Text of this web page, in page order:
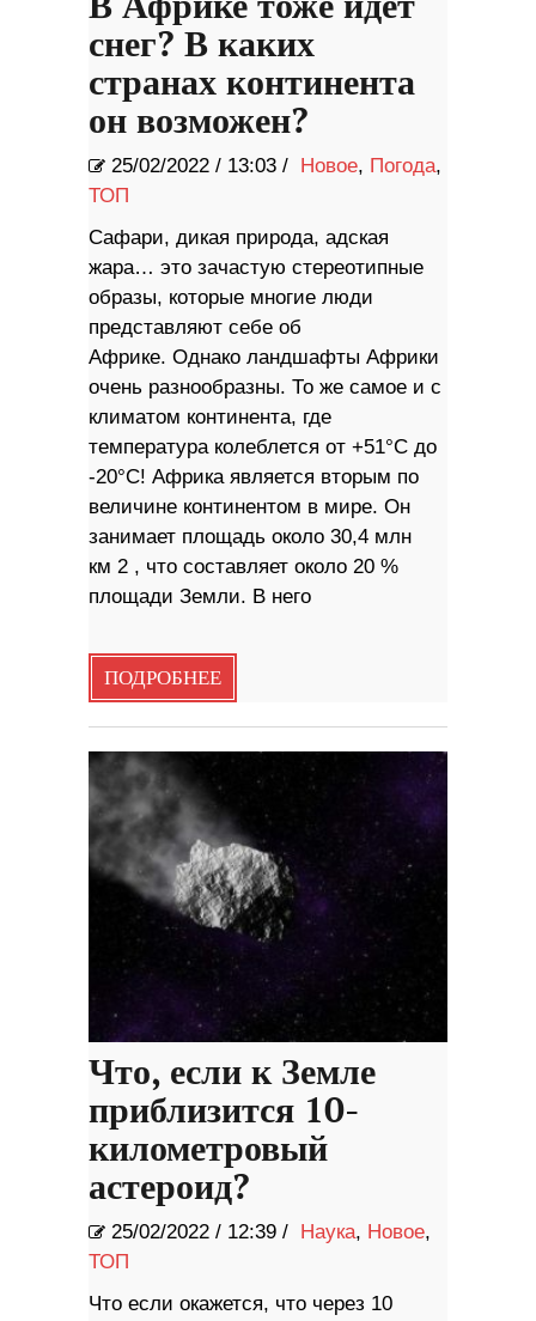
снег? В каких
странах континента
он возможен?
25/02/2022 / 13:03 / Новое, Погода,
ТОП
Сафари, дикая природа, адская
жара… это зачастую стереотипные
образы, которые многие люди
представляют себе об
Африке. Однако ландшафты Африки
очень разнообразны. То же самое и с
климатом континента, где
температура колеблется от +51°С до
-20°С! Африка является вторым по
величине континентом в мире. Он
занимает площадь около 30,4 млн
км 2 , что составляет около 20 %
площади Земли. В него
ПОДРОБНЕЕ
Что, если к Земле
приблизится 10-
километровый
астероид?
25/02/2022 / 12:39 / Наука, Новое,
ТОП
Что если окажется, что через 10